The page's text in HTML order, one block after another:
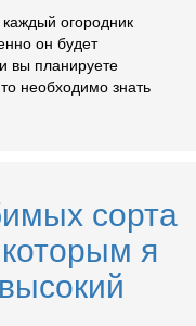
огородник
он будет
вы планируете
необходимо знать
сорта
я